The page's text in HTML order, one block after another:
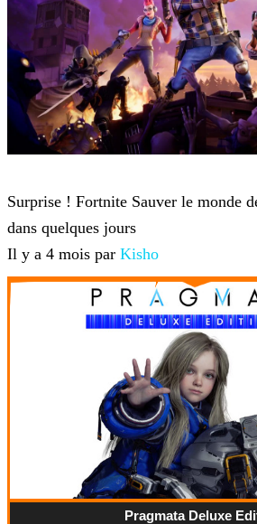
Surprise ! Fortnite Sauver le monde
dans quelques jours
Il y a 4 mois par Kisho
Pragmata Deluxe